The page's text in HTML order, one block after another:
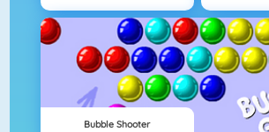
Bubble Shooter